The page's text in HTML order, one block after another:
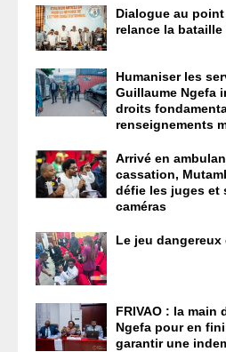
Dialogue au
relance la bataille
Humaniser les
Guillaume Ngefa
droits
renseignements
Arrivé en
cassation,
défie les juges et
caméras
Le jeu dangereux
FRIVAO : la main
Ngefa pour en
garantir une